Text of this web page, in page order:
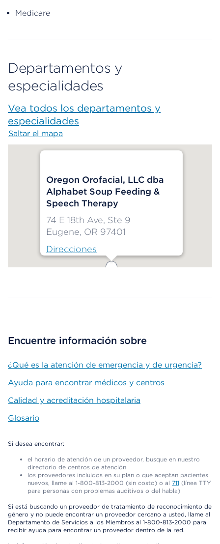
Medicare
Departamentos y
especialidades
Vea todos los departamentos y
especialidades
Saltar el mapa
Oregon Orofacial, LLC dba
Alphabet Soup Feeding &
Speech Therapy
74 E 18th Ave, Ste 9
Eugene, OR 97401
Direcciones
Encuentre información sobre
¿Qué es la atención de emergencia y de urgencia?
Ayuda para encontrar médicos y centros
Calidad y acreditación hospitalaria
Glosario
Si desea encontrar:
el horario de atención de un proveedor, busque en nuestro
directorio de centros de atención
los proveedores incluidos en su plan o que aceptan pacientes
nuevos, llame al 1-800-813-2000 (sin costo) o al 711 (línea TTY
para personas con problemas auditivos o del habla)
Si está buscando un proveedor de tratamiento de reconocimiento de
género y no puede encontrar un proveedor cercano a usted, llame al
Departamento de Servicios a los Miembros al 1-800-813-2000 para
recibir ayuda para encontrar un proveedor dentro de la red.